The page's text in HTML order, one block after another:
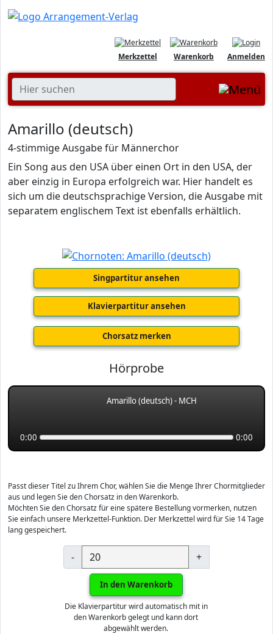
Anmelden
Warenkorb
Merkzettel
Amarillo (deutsch)
4-stimmige Ausgabe für Männerchor
Ein Song aus den USA über einen Ort in den USA, der
aber einzig in Europa erfolgreich war. Hier handelt es
sich um die deutschsprachige Version, die Ausgabe mit
separatem englischem Text ist ebenfalls erhältlich.
Singpartitur ansehen
Klavierpartitur ansehen
Chorsatz merken
Hörprobe
Amarillo (deutsch) - MCH
0:00 0:00
Passt dieser Titel zu Ihrem Chor, wählen Sie die Menge Ihrer Chormitglieder
aus und legen Sie den Chorsatz in den Warenkorb.
Möchten Sie den Chorsatz für eine spätere Bestellung vormerken, nutzen
Sie einfach unsere Merkzettel-Funktion. Der Merkzettel wird für Sie 14 Tage
lang gespeichert.
- +
In den Warenkorb
Die Klavierpartitur wird automatisch mit in
den Warenkorb gelegt und kann dort
abgewählt werden.